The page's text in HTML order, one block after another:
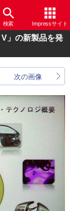
検索 Impressサイト
」の新製品を発
次の画像